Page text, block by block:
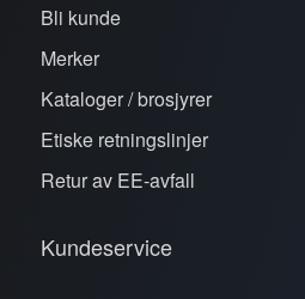
Bli kunde
Merker
Kataloger / brosjyrer
Etiske retningslinjer
Retur av EE-avfall
Kundeservice